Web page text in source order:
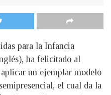
para la Infancia
ha felicitado al
un ejemplar modelo
el cual da la